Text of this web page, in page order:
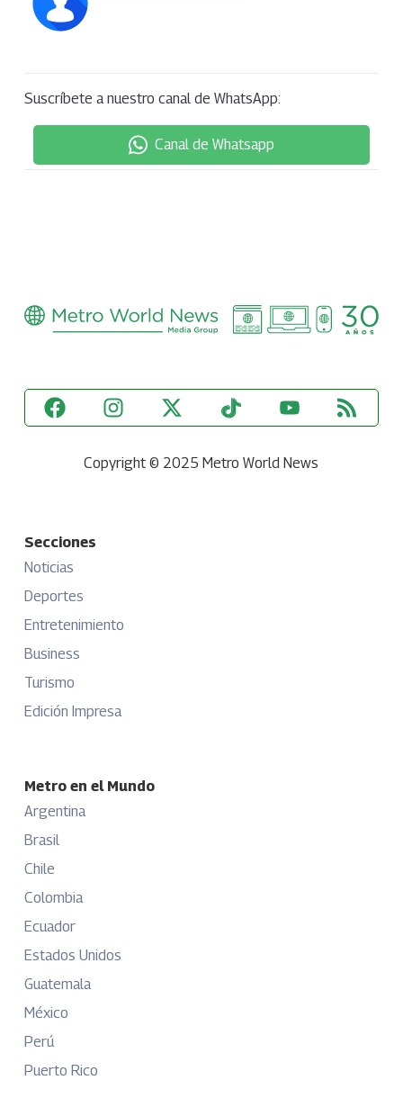
Suscríbete a nuestro canal de WhatsApp:
Canal de Whatsapp
Copyright © 2025 Metro World News
Secciones
Noticias
Deportes
Entretenimiento
Business
Turismo
Edición Impresa
Metro en el Mundo
Argentina
Brasil
Chile
Colombia
Ecuador
Estados Unidos
Guatemala
México
Perú
Puerto Rico